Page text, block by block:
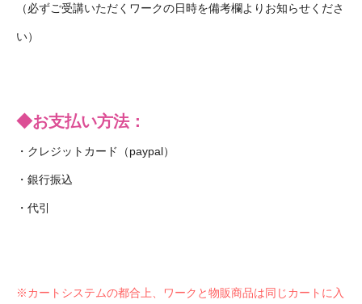
（必ずご受講いただくワークの日時を備考欄よりお知らせくださ
い）
◆お支払い方法：
・クレジットカード（paypal）
・銀行振込
・代引
※カートシステムの都合上、ワークと物販商品は同じカートに入